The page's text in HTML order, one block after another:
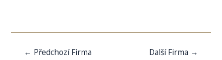
Navigace
← Předchozí Firma Další Firma →